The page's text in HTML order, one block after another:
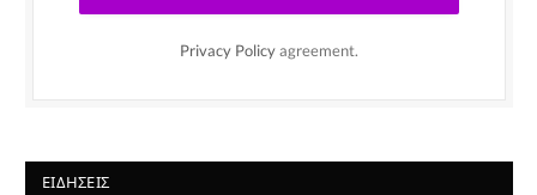
Privacy Policy agreement.
ΕΙΔΉΣΕΙΣ